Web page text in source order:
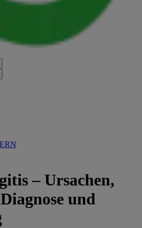
– Ursachen,
und